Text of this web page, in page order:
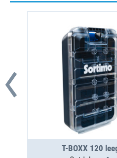
T-BOXX 120